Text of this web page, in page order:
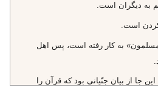
به ديگران است.
است.
به كار رفته است، پس اهل
جا از بيان جنّيانى بود كه قرآن را